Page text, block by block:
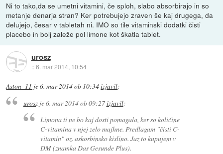
Ni to tako,da se umetni vitamini, če sploh, slabo absorbirajo in so
metanje denarja stran? Ker potrebujejo zraven še kaj drugega, da
delujejo, česar v tabletah ni. IMO so tile vitaminski dodatki čisti
placebo in bolj zaleže pol limone kot škatla tablet.
urosz
::6. mar 2014, 10:54
Aston_11 je6. mar 2014 ob 10:34izjavil:
uroszje6. mar 2014 ob 09:27izjavil:
Limona ti ne bo kaj dosti pomagala, ker so količine
C-vitamina v njej zelo majhne. Predlagam "čisti C-
vitamin" oz. askorbinsko kislino. Jaz to kupujem v
DM (znamka Das Gesunde Plus).